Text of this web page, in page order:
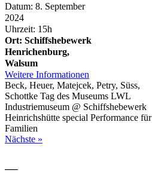
Datum: 8. September
2024
Uhrzeit: 15h
Ort: Schiffshebewerk
Henrichenburg,
Walsum
Weitere Informationen
Beck, Heuer, Matejcek, Petry, Süss,
Schottke Tag des Museums LWL
Industriemuseum @ Schiffshebewerk
Heinrichshütte special Performance für
Familien
Nächste »